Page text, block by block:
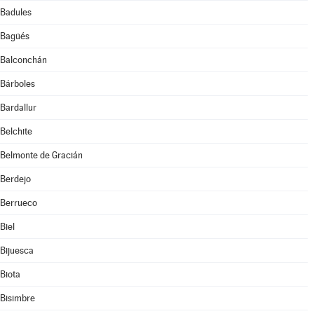
Badules
Bagüés
Balconchán
Bárboles
Bardallur
Belchite
Belmonte de Gracián
Berdejo
Berrueco
Biel
Bijuesca
Biota
Bisimbre